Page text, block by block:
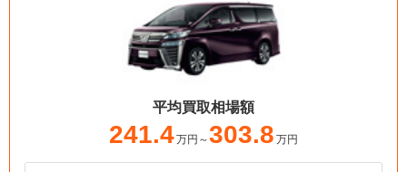
平均買取相場額
241.4万円～303.8 万円